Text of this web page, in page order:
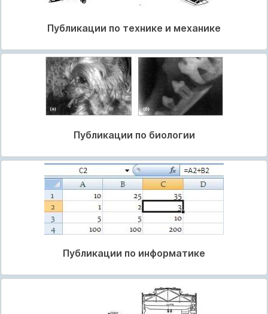
Публикации по технике и механике
Публикации по биологии
Публикации по информатике